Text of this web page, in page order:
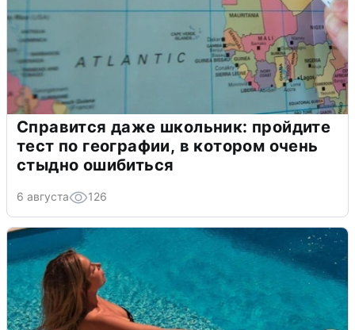
Справится даже школьник: пройдите
тест по географии, в котором очень
стыдно ошибиться
6 августа 126